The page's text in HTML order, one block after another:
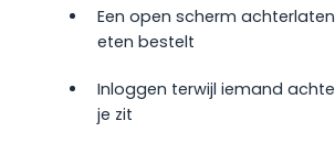
Een open scherm
eten bestelt
Inloggen terwijl iemand
je zit